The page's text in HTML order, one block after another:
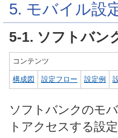
5. モバイル設
5-1. ソフトバン
コンテンツ
構成図 設定フロー 設定例
ソフトバンクのモ
トアクセスする設定